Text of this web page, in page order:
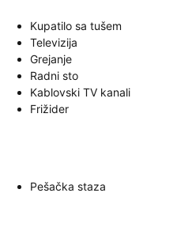
Kupatilo sa tušem
Televizija
Grejanje
Radni sto
Kablovski TV kanali
Frižider
Pešačka staza